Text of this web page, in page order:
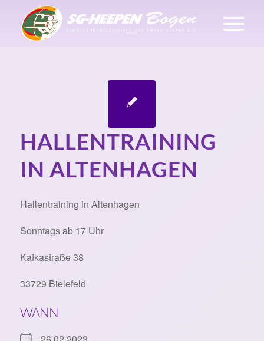
HALLENTRAINING
IN ALTENHAGEN
Hallentraining in Altenhagen
Sonntags ab 17 Uhr
Kafkastraße 38
33729 Bielefeld
WANN